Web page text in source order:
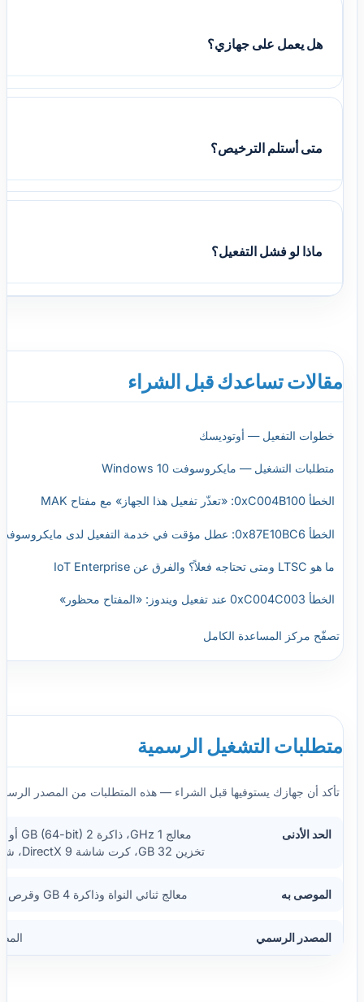
هل يعمل على جهازي؟
متى أستلم الترخيص؟
ماذا لو فشل التفعيل؟
مقالات تساعدك قبل الشراء
خطوات التفعيل — أوتوديسك
متطلبات التشغيل — مايكروسوفت Windows 10
الخطأ 0xC004B100: «تعذّر تفعيل هذا الجهاز» مع مفتاح MAK
الخطأ 0x87E10BC6: عطل مؤقت في خدمة التفعيل لدى مايكروسوفت
ما هو LTSC ومتى تحتاجه فعلاً؟ والفرق عن IoT Enterprise
الخطأ 0xC004C003 عند تفعيل ويندوز: «المفتاح محظور»
تصفّح مركز المساعدة الكامل
متطلبات التشغيل الرسمية
تأكد أن جهازك يستوفيها قبل الشراء — هذه المتطلبات من المصدر
الحد الأدنى
تخزين 32 GB، كرت شاشة DirectX 9، شاشة 800x600
الموصى به معالج ثنائي النواة وذاكرة 4 GB وقرص SSD لأداء مريح
المصدر الرسمي